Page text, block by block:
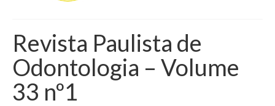
Revista Paulista de
Odontologia – Volume
33 nº1